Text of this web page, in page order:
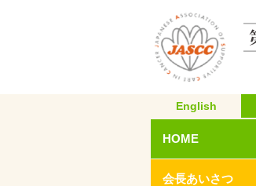
English
HOME
会長あいさつ